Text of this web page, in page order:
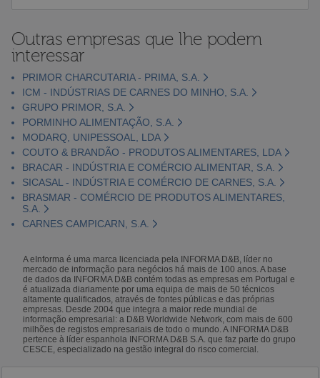
Outras empresas que lhe podem
interessar
PRIMOR CHARCUTARIA - PRIMA, S.A.
ICM - INDÚSTRIAS DE CARNES DO MINHO, S.A.
GRUPO PRIMOR, S.A.
PORMINHO ALIMENTAÇÃO, S.A.
MODARQ, UNIPESSOAL, LDA
COUTO & BRANDÃO - PRODUTOS ALIMENTARES, LDA
BRACAR - INDÚSTRIA E COMÉRCIO ALIMENTAR, S.A.
SICASAL - INDÚSTRIA E COMÉRCIO DE CARNES, S.A.
BRASMAR - COMÉRCIO DE PRODUTOS ALIMENTARES,
S.A.
CARNES CAMPICARN, S.A.
A eInforma é uma marca licenciada pela INFORMA D&B, líder no
mercado de informação para negócios há mais de 100 anos. A base
de dados da INFORMA D&B contém todas as empresas em Portugal e
é atualizada diariamente por uma equipa de mais de 50 técnicos
altamente qualificados, através de fontes públicas e das próprias
empresas. Desde 2004 que integra a maior rede mundial de
informação empresarial: a D&B Worldwide Network, com mais de 600
milhões de registos empresariais de todo o mundo. A INFORMA D&B
pertence à líder espanhola INFORMA D&B S.A. que faz parte do grupo
CESCE, especializado na gestão integral do risco comercial.